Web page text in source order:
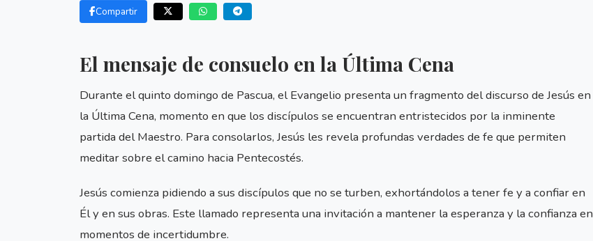
Compartir
El mensaje de consuelo en la Última Cena
Durante el quinto domingo de Pascua, el Evangelio presenta un fragmento del discurso de Jesús en
la Última Cena, momento en que los discípulos se encuentran entristecidos por la inminente
partida del Maestro. Para consolarlos, Jesús les revela profundas verdades de fe que permiten
meditar sobre el camino hacia Pentecostés.
Jesús comienza pidiendo a sus discípulos que no se turben, exhortándolos a tener fe y a confiar en
Él y en sus obras. Este llamado representa una invitación a mantener la esperanza y la confianza en
momentos de incertidumbre.